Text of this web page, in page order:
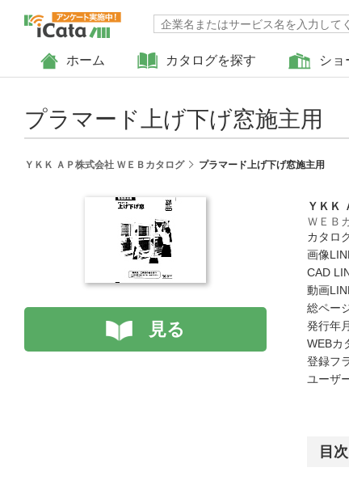
ホーム カタログを探す ショ
プラマード上げ下げ窓施主用
ＹＫＫ ＡＰ株式会社 ＷＥＢカタログ プラマード上げ下げ窓施主用
見る
ＹＫＫ
ＷＥＢ
カタロ
画像
CAD
動画
総ペー
発行年
WEBカ
登録フ
ユーザ
目次